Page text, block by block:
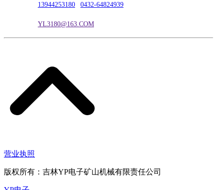
13944253180 0432-64824939
YL3180@163.COM
营业执照
版权所有：吉林YP电子矿山机械有限责任公司